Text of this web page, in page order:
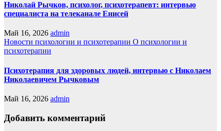
Николай Рычков, психолог, психотерапевт: интервью
специалиста на телеканале Енисей
Май 16, 2026 admin
Новости психологии и психотерапии О психологии и
психотерапии
Психотерапия для здоровых людей, интервью с Николаем
Николаевичем Рычковым
Май 16, 2026 admin
Добавить комментарий